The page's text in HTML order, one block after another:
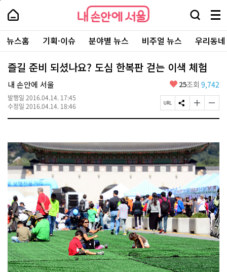
본
로
가
내
손
안
에
서
울
-
서
울
시
대
표
소
털
내
손
에
울
검
창
열
기
메
뉴
전
체
보
주
요
서
뉴스홈 기획·이슈 분야별 뉴스 비주얼 뉴스 우리동
즐길 준비 되셨나요? 도심 한복판 걷는 이색 체험
내 손안에 서울
발행일 2016.04.14. 17:45
수정일 2016.04.14. 18:46
좋
요
25조회 9,742
페
이
R
L
복
사
S
N
유
하
기
글
자
크
게
변
경
하
기
글
자
작
게
변
경
하
기
페
상
단
로